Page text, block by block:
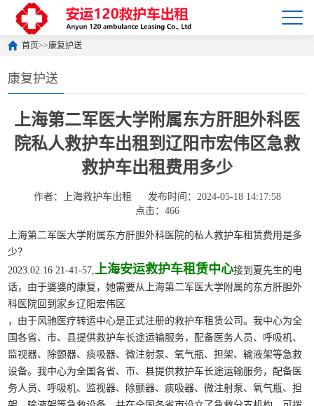
首页>>康复护送
康复护送
上海第二军医大学附属东方肝胆外科医
院私人救护车出租到辽阳市宏伟区急救
救护车出租费用多少
作者：上海救护车出租
发布时间：2024-05-18 14:17:58
点击：466
上海第二军医大学附属东方肝胆外科医院的私人救护车租赁费用是多
少？
2023.02.16 21-41-57,上海安运救护车租赁中心接到夏先生的电
话，由于婆婆的康复，她需要从上海第二军医大学附属的东方肝胆外
科医院回到家乡辽阳宏伟区
，由于风驰医疗转运中心是正式注册的救护车租赁公司。我中心为全
国各省、市、县提供救护车长途运输服务，配备医务人员、呼吸机、
监视器、除颤器、痰吸器、微注射泵、氧气瓶、担架、输液架等急救
设备。我中心为全国各省、市、县提供救护车长途运输服务，配备医
务人员、呼吸机、监视器、除颤器、痰吸器、微注射泵、氧气瓶、担